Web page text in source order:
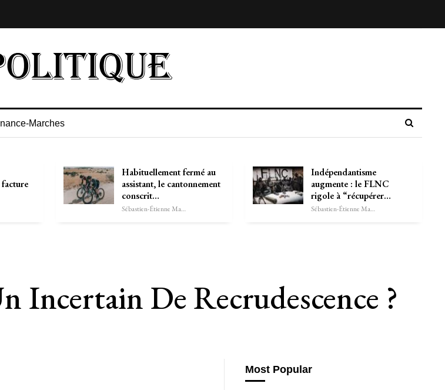
Marches
Habituellement fermé au
assistant, le cantonnement
conscrit…
Sébastien-Étienne Marechal
Indépendantisme
augmente : le FLNC
rigole à “récupérer…
Sébastien-Étienne Marechal
Incertain De Recrudescence ?
Most Popular